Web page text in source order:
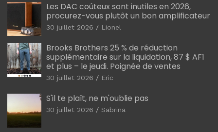
Les DAC coûteux sont inutiles en 2026,
procurez-vous plutôt un bon amplificateur
30 juillet 2026 Lionel
Brooks Brothers 25 % de réduction
supplémentaire sur la liquidation, 87 $ AF1
et plus – le jeudi. Poignée de ventes
30 juillet 2026 Eric
S'il te plaît, ne m'oublie pas
30 juillet 2026 Sabrina